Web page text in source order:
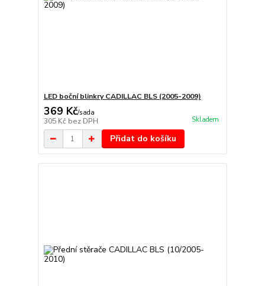
LED boční blinkry CADILLAC BLS (2005-2009)
369 Kč/sada
305 Kč bez DPH Skladem
Přidat do košíku